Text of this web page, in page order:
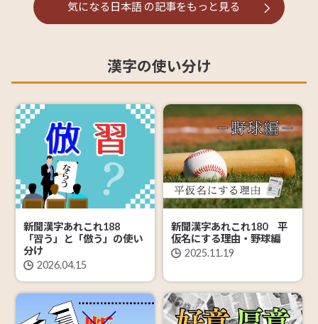
気になる日本語 の記事をもっと見る
漢字の使い分け
新聞漢字あれこれ188
「習う」と「倣う」の使い
分け
2026.04.15
新聞漢字あれこれ180 平
仮名にする理由・野球編
2025.11.19